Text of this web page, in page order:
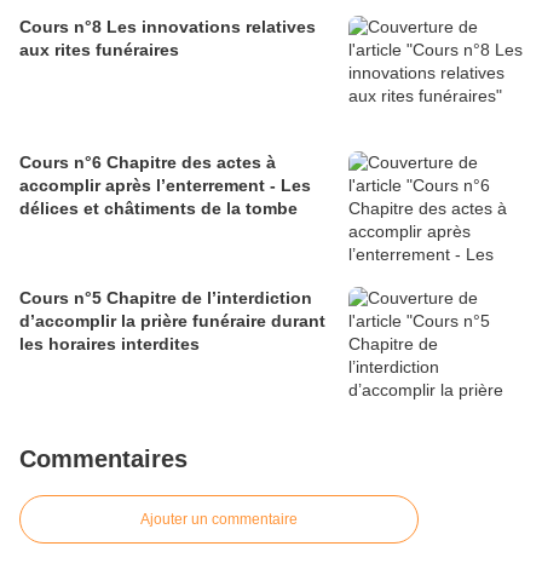
Cours n°8 Les innovations relatives
aux rites funéraires
Cours n°6 Chapitre des actes à
accomplir après l’enterrement - Les
délices et châtiments de la tombe
Cours n°5 Chapitre de l’interdiction
d’accomplir la prière funéraire durant
les horaires interdites
Commentaires
Ajouter un commentaire